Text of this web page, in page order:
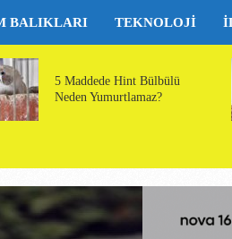
BALIKLARI TEKNOLOJI
5 Maddede Hint Bülbülü
Neden Yumurtlamaz?